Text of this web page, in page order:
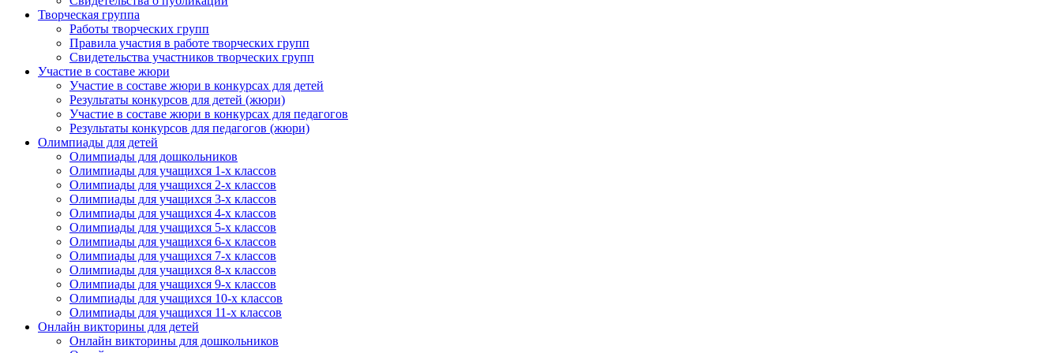
Творческая группа
Работы творческих групп
Правила участия в работе творческих групп
Свидетельства участников творческих групп
Участие в составе жюри
Участие в составе жюри в конкурсах для детей
Результаты конкурсов для детей (жюри)
Участие в составе жюри в конкурсах для педагогов
Результаты конкурсов для педагогов (жюри)
Олимпиады для детей
Олимпиады для дошкольников
Олимпиады для учащихся 1-х классов
Олимпиады для учащихся 2-х классов
Олимпиады для учащихся 3-х классов
Олимпиады для учащихся 4-х классов
Олимпиады для учащихся 5-х классов
Олимпиады для учащихся 6-х классов
Олимпиады для учащихся 7-х классов
Олимпиады для учащихся 8-х классов
Олимпиады для учащихся 9-х классов
Олимпиады для учащихся 10-х классов
Олимпиады для учащихся 11-х классов
Онлайн викторины для детей
Онлайн викторины для дошкольников